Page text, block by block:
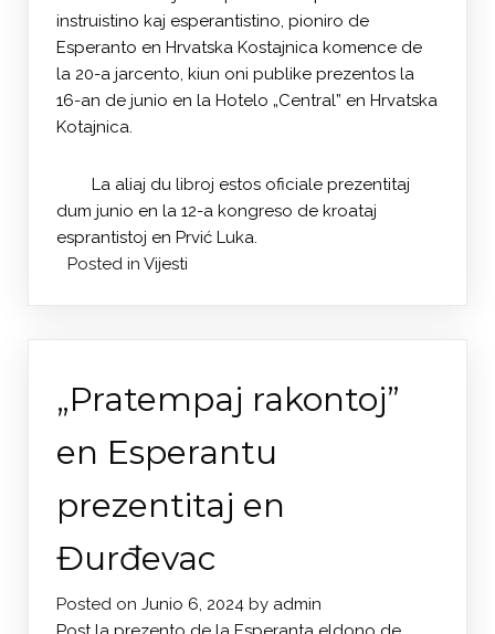
instruistino kaj esperantistino, pioniro de
Esperanto en Hrvatska Kostajnica komence de
la 20-a jarcento, kiun oni publike prezentos la
16-an de junio en la Hotelo „Central” en Hrvatska
Kotajnica.
La aliaj du libroj estos oficiale prezentitaj
dum junio en la 12-a kongreso de kroataj
esprantistoj en Prvić Luka.
Posted in Vijesti
„Pratempaj rakontoj”
en Esperantu
prezentitaj en
Đurđevac
Posted on Junio 6, 2024 by admin